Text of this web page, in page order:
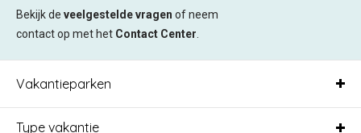
Vakantieparken
Type vakantie
Bekijk de veelgestelde vragen of neem
contact op met het Contact Center